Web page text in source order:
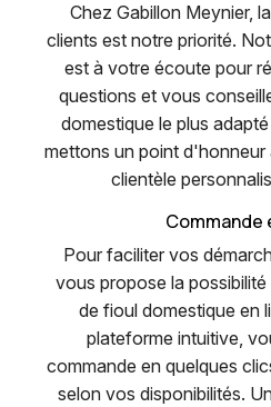
Chez Gabillon Meynier,
clients est notre priorité.
est à votre écoute pour
questions et vous
domestique le plus
mettons un point
clientèle
Commande
Pour faciliter vos
vous propose la
de fioul domestique en
plateforme intuitive,
commande en quelques
selon vos disponibilités.